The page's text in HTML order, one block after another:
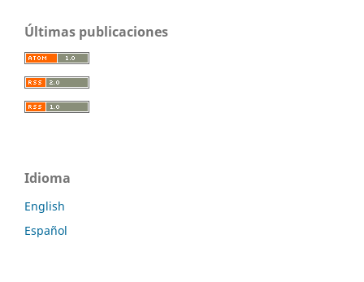
Últimas publicaciones
Idioma
English
Español